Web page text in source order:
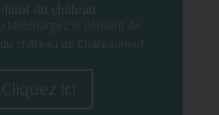
du château
téléchargez le dépliant de
château de Châteauneuf.
Cliquez ici